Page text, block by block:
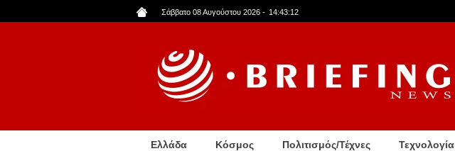
προς
Σάββατο 08 Αυγούστου 2026 - 14:43:13
Ελλάδα Κόσμος Πολιτισμός/Τέχνες Τεχνολογία